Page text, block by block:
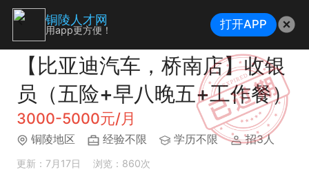
【比亚迪汽车，桥南店】收银
员（五险+早八晚五+工作餐）
3000-5000元/月
铜陵地区 经验不限 学历不限 招3人
更新：7月17日 浏览：860次
铜陵人才网
用app更方便！ 打开APP